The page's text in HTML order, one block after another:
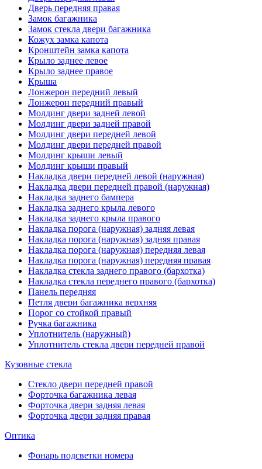
Дверь передняя правая
Замок багажника
Замок стекла двери багажника
Кожух замка капота
Кронштейн замка капота
Крыло заднее левое
Крыло заднее правое
Крыша
Лонжерон передний левый
Лонжерон передний правый
Молдинг двери задней левой
Молдинг двери задней правой
Молдинг двери передней левой
Молдинг двери передней правой
Молдинг крыши левый
Молдинг крыши правый
Накладка двери передней левой (наружная)
Накладка двери передней правой (наружная)
Накладка заднего бампера
Накладка заднего крыла левого
Накладка заднего крыла правого
Накладка порога (наружная) задняя левая
Накладка порога (наружная) задняя правая
Накладка порога (наружная) передняя левая
Накладка порога (наружная) передняя правая
Накладка стекла заднего правого (бархотка)
Накладка стекла переднего правого (бархотка)
Панель передняя
Петля двери багажника верхняя
Порог со стойкой правый
Ручка багажника
Уплотнитель (наружный)
Уплотнитель стекла двери передней правой
Кузовные стекла
Стекло двери передней правой
Форточка багажника левая
Форточка двери задняя левая
Форточка двери задняя правая
Оптика
Фонарь подсветки номера